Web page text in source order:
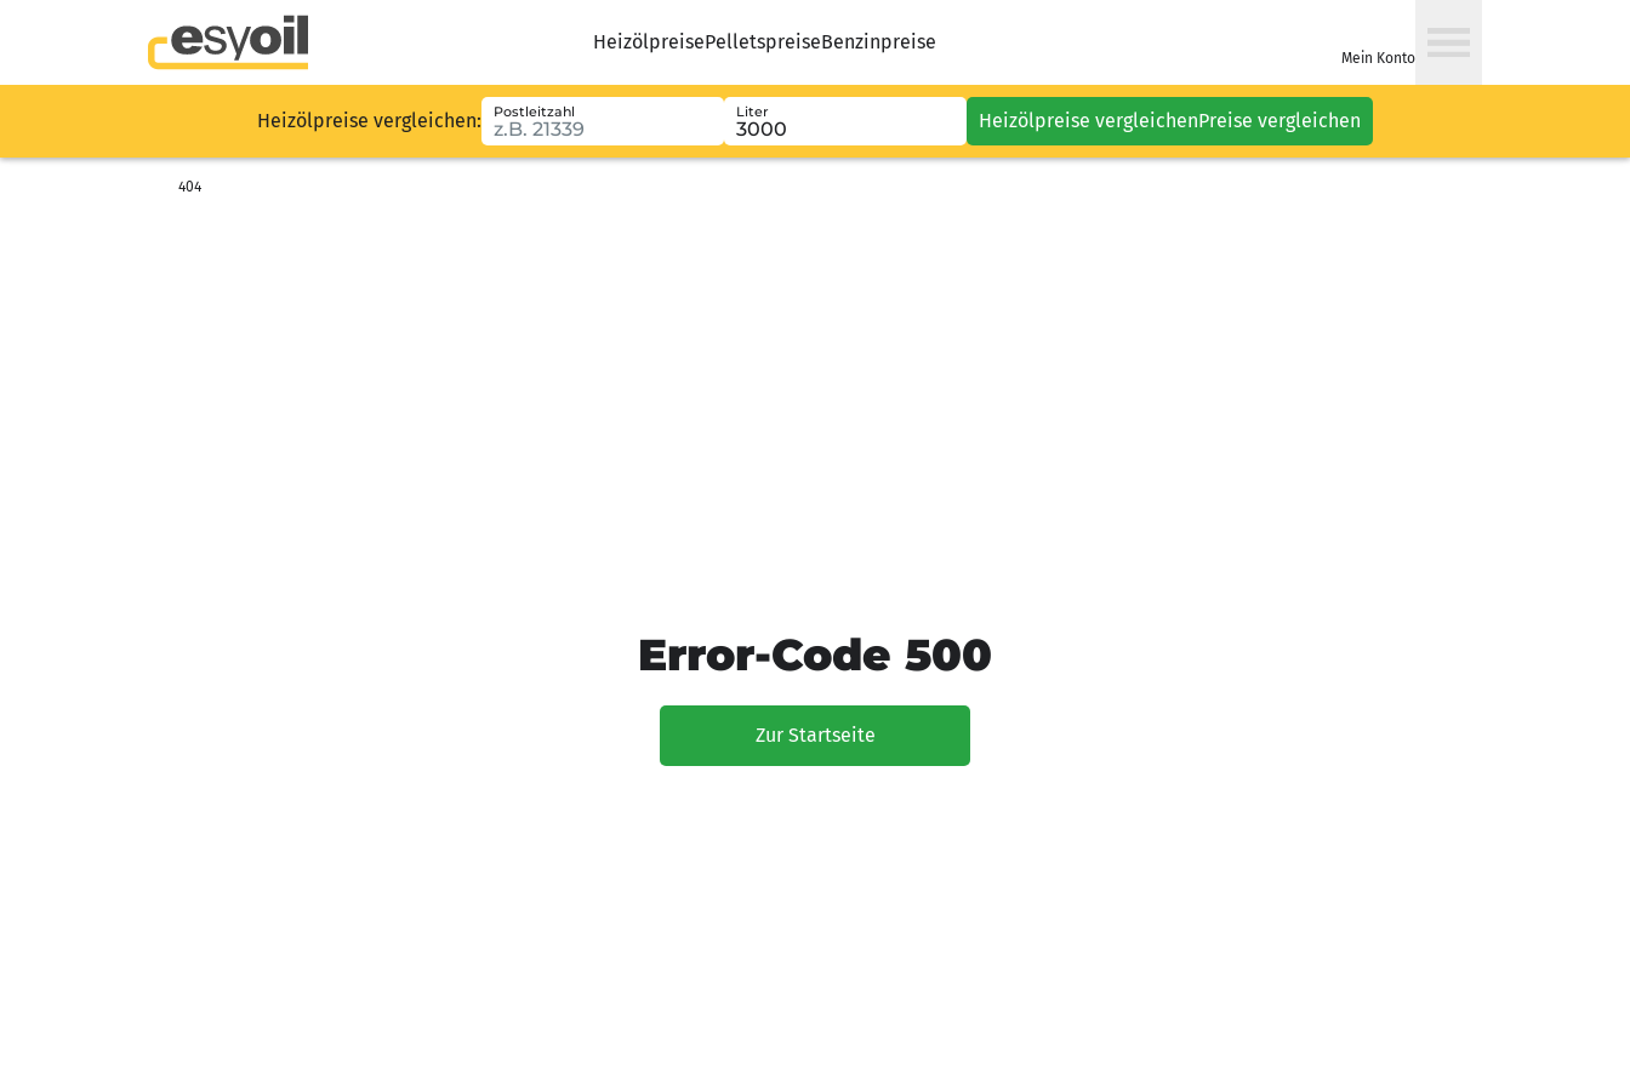
HeizölpreisePelletspreiseBenzinpreise
Mein Konto
Heizölpreise vergleichen: Postleitzahl Liter Heizölpreise vergleichenPreise vergleichen
404
Error-Code 500
Zur Startseite